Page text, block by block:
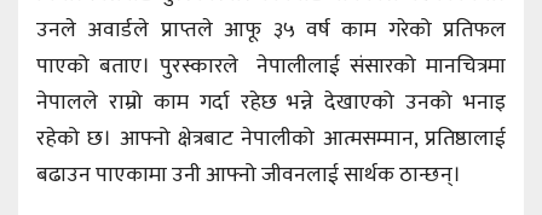
उनले अवार्डले प्राप्तले आफू ३५ वर्ष काम गरेको प्रतिफल
पाएको बताए। पुरस्कारले नेपालीलाई संसारको मानचित्रमा
नेपालले राम्रो काम गर्दा रहेछ भन्ने देखाएको उनको भनाइ
रहेको छ। आफ्नो क्षेत्रबाट नेपालीको आत्मसम्मान, प्रतिष्ठालाई
बढाउन पाएकामा उनी आफ्नो जीवनलाई सार्थक ठान्छन्।